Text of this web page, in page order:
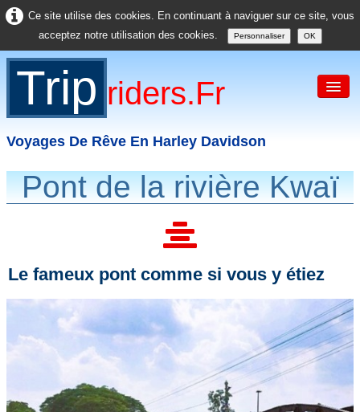
Ce site utilise des cookies. En continuant à naviguer sur ce site, vous
acceptez notre utilisation des cookies.
Personnaliser OK
Trip Riders.fr
Voyages De Rêve En Harley Davidson
Accueil
USA
Divers
Pont de la rivière Kwaï
Le fameux pont comme si vous y étiez